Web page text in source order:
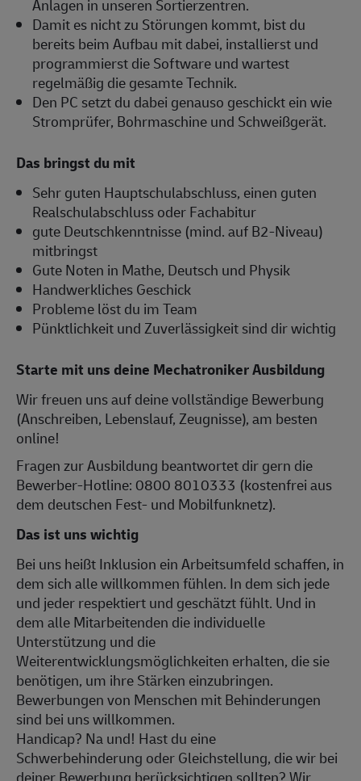
Anlagen in unseren Sortierzentren.
Damit es nicht zu Störungen kommt, bist du
bereits beim Aufbau mit dabei, installierst und
programmierst die Software und wartest
regelmäßig die gesamte Technik.
Den PC setzt du dabei genauso geschickt ein wie
Stromprüfer, Bohrmaschine und Schweißgerät.
Das bringst du mit
Sehr guten Hauptschulabschluss, einen guten
Realschulabschluss oder Fachabitur
gute Deutschkenntnisse (mind. auf B2-Niveau)
mitbringst
Gute Noten in Mathe, Deutsch und Physik
Handwerkliches Geschick
Probleme löst du im Team
Pünktlichkeit und Zuverlässigkeit sind dir wichtig
Starte mit uns deine Mechatroniker Ausbildung
Wir freuen uns auf deine vollständige Bewerbung
(Anschreiben, Lebenslauf, Zeugnisse), am besten
online!
Fragen zur Ausbildung beantwortet dir gern die
Bewerber-Hotline: 0800 8010333 (kostenfrei aus
dem deutschen Fest- und Mobilfunknetz).
Das ist uns wichtig
Bei uns heißt Inklusion ein Arbeitsumfeld schaffen, in
dem sich alle willkommen fühlen. In dem sich jede
und jeder respektiert und geschätzt fühlt. Und in
dem alle Mitarbeitenden die individuelle
Unterstützung und die
Weiterentwicklungsmöglichkeiten erhalten, die sie
benötigen, um ihre Stärken einzubringen.
Bewerbungen von Menschen mit Behinderungen
sind bei uns willkommen.
Handicap? Na und! Hast du eine
Schwerbehinderung oder Gleichstellung, die wir bei